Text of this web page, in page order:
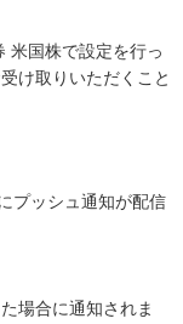
米国株で設定を行っ
け取りいただくこと
プッシュ通知が配信
場合に通知されま